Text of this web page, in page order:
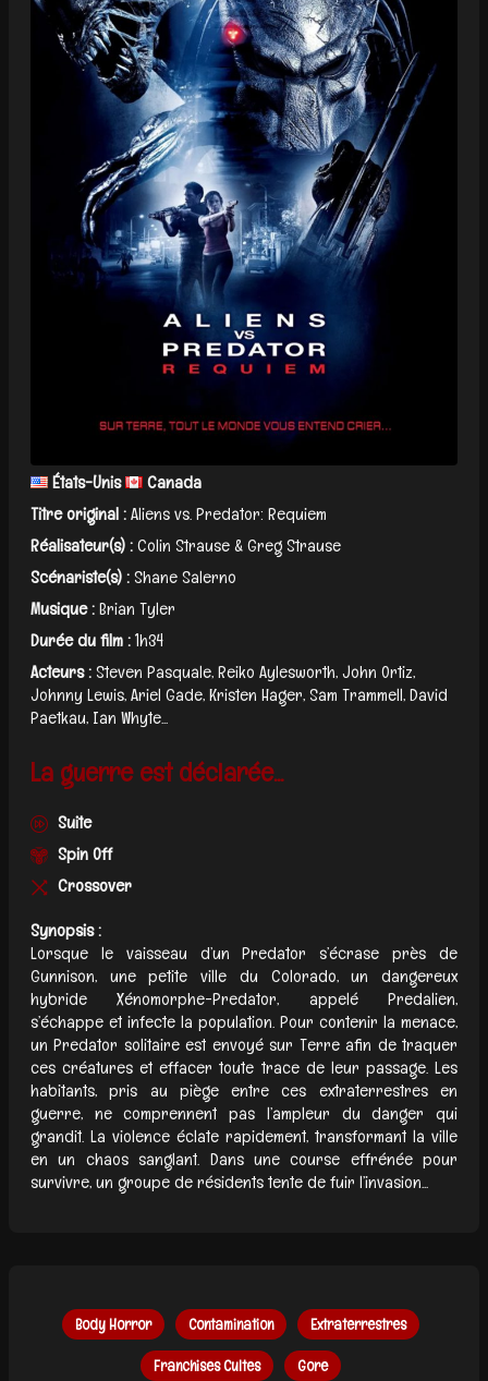
États-Unis
Canada
Titre original :Aliens vs. Predator: Requiem
Réalisateur(s) :Colin Strause & Greg Strause
Scénariste(s) :Shane Salerno
Musique :Brian Tyler
Durée du film :1h34
Acteurs :Steven Pasquale, Reiko Aylesworth, John Ortiz,
Johnny Lewis, Ariel Gade, Kristen Hager, Sam Trammell, David
Paetkau, Ian Whyte...
La guerre est déclarée...
Suite
Spin Off
Crossover
Synopsis :
Lorsque le vaisseau d’un Predator s’écrase près de
Gunnison, une petite ville du Colorado, un dangereux
hybride Xénomorphe-Predator, appelé Predalien,
s’échappe et infecte la population. Pour contenir la menace,
un Predator solitaire est envoyé sur Terre afin de traquer
ces créatures et effacer toute trace de leur passage. Les
habitants, pris au piège entre ces extraterrestres en
guerre, ne comprennent pas l’ampleur du danger qui
grandit. La violence éclate rapidement, transformant la ville
en un chaos sanglant. Dans une course effrénée pour
survivre, un groupe de résidents tente de fuir l’invasion...
Body Horror Contamination Extraterrestres
Franchises Cultes Gore